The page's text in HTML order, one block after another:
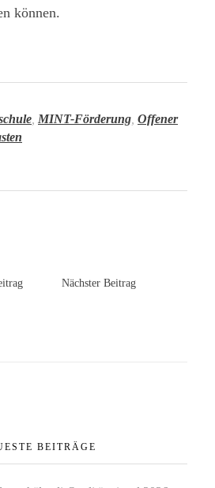
können.
MINT-Förderung Offener
Nächster Beitrag
BEITRÄGE